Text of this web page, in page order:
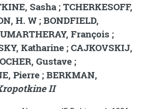
Sasha ; TCHERKESOFF,
H. W ; BONDFIELD,
François ;
Katharine ; CAJKOVSKIJ,
Gustave ;
Pierre ; BERKMAN,
II